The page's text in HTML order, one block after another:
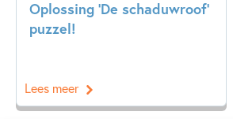
Oplossing ‘De schaduwroof’
puzzel!
Lees meer